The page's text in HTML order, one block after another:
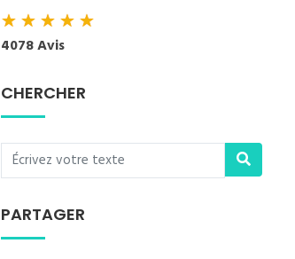
★★★★★
4078 Avis
CHERCHER
PARTAGER